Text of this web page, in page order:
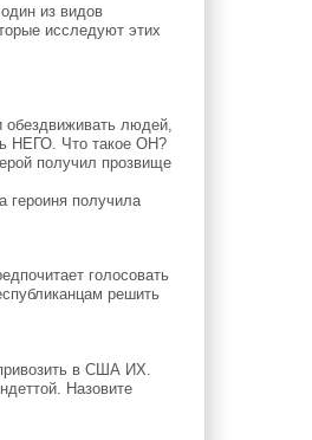
из видов
исследуют этих
людей,
НЕГО. Что такое ОН?
получил прозвище
героиня получила
голосовать
решить
в США ИХ.
Назовите